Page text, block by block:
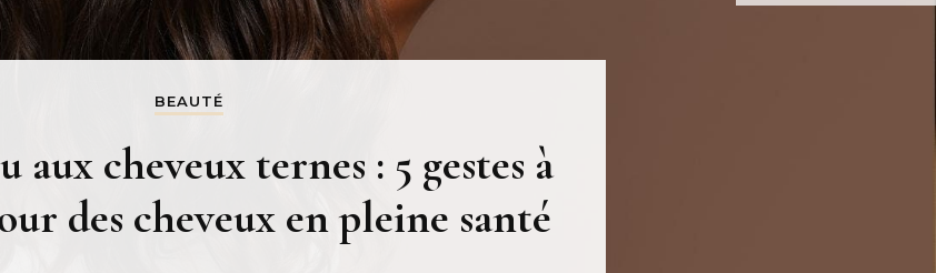
BEAUTÉ
aux cheveux ternes : 5 gestes à
des cheveux en pleine santé